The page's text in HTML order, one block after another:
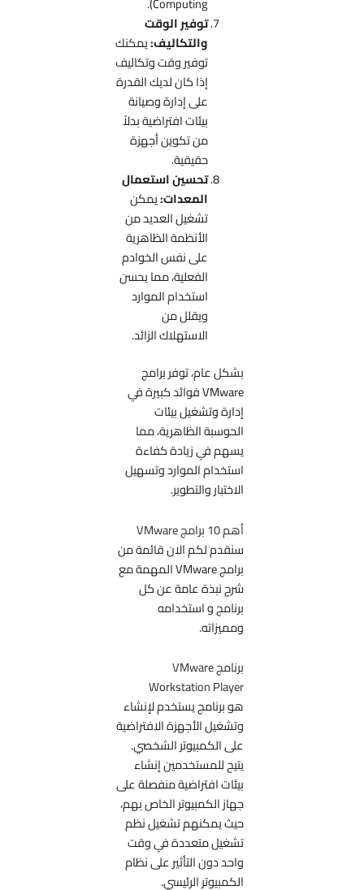
توفير الوقت
والتكاليف:يمكنك
توفير وقت وتكاليف
إذا كان لديك القدرة
على إدارة وصيانة
بيئات افتراضية بدلاً
من تكوين أجهزة
حقيقية.
تحسين استعمال
المعدات:يمكن
تشغيل العديد من
الأنظمة الظاهرية
على نفس الخوادم
الفعلية، مما يحسن
استخدام الموارد
ويقلل من
الاستهلاك الزائد.
بشكل عام، توفر برامج
VMware فوائد كبيرة في
إدارة وتشغيل بيئات
الحوسبة الظاهرية، مما
يسهم في زيادة كفاءة
استخدام الموارد وتسهيل
الاختبار والتطوير.
أهم 10 برامج VMware
سنقدم لكم الان قائمة من
برامج VMware المهمة مع
شرح نبذة عامة عن كل
برنامج و استخدامه
ومميزاته.
برنامج VMware
Workstation Player
هو برنامج يستخدم لإنشاء
وتشغيل الأجهزة الافتراضية
على الكمبيوتر الشخصي.
يتيح للمستخدمين إنشاء
بيئات افتراضية منفصلة على
جهاز الكمبيوتر الخاص بهم،
حيث يمكنهم تشغيل نظم
تشغيل متعددة في وقت
واحد دون التأثير على نظام
الكمبيوتر الرئيسي.